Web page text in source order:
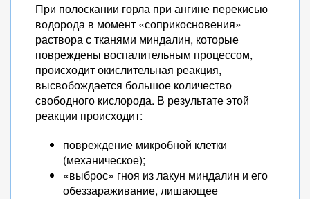
При полоскании горла при ангине перекисью
водорода в момент «соприкосновения»
раствора с тканями миндалин, которые
повреждены воспалительным процессом,
происходит окислительная реакция,
высвобождается большое количество
свободного кислорода. В результате этой
реакции происходит:
повреждение микробной клетки
(механическое);
«выброс» гноя из лакун миндалин и его
обеззараживание, лишающее